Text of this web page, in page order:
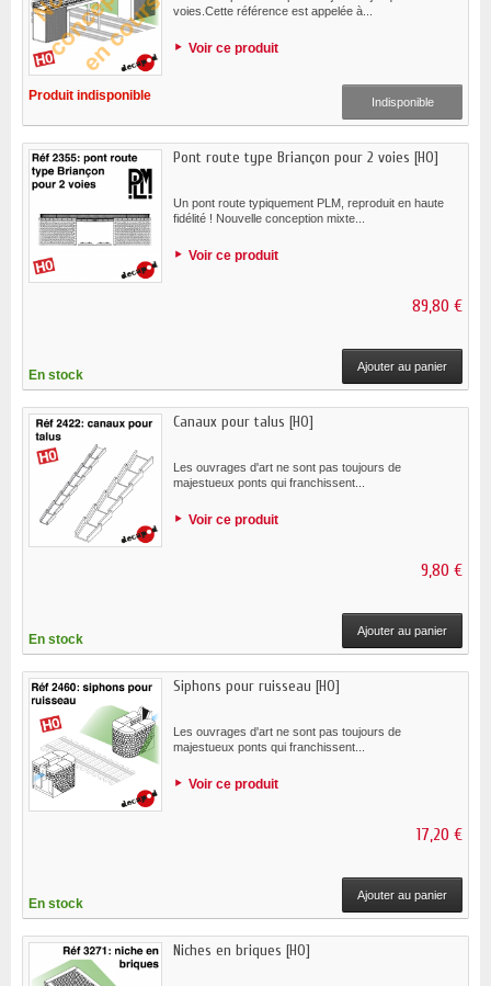
voies.Cette référence est appelée à...
Voir ce produit
Produit indisponible Indisponible
Pont route type Briançon pour 2 voies [HO]
Un pont route typiquement PLM, reproduit en haute
fidélité ! Nouvelle conception mixte...
Voir ce produit
89,80 €
En stock
Ajouter au panier
Canaux pour talus [HO]
Les ouvrages d'art ne sont pas toujours de
majestueux ponts qui franchissent...
Voir ce produit
9,80 €
En stock
Ajouter au panier
Siphons pour ruisseau [HO]
Les ouvrages d'art ne sont pas toujours de
majestueux ponts qui franchissent...
Voir ce produit
17,20 €
En stock
Ajouter au panier
Niches en briques [HO]